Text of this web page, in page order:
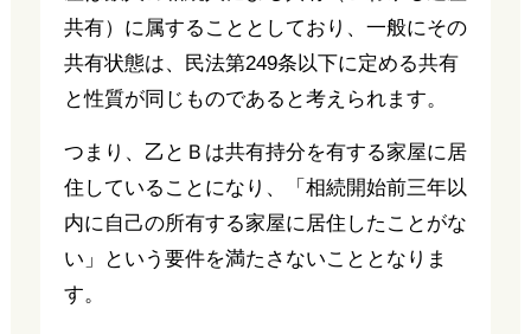
共有）に属することとしており、一般にその
共有状態は、民法第249条以下に定める共有
と性質が同じものであると考えられます。
つまり、乙とＢは共有持分を有する家屋に居
住していることになり、「相続開始前三年以
内に自己の所有する家屋に居住したことがな
い」という要件を満たさないこととなりま
す。